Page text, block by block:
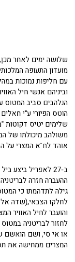
שלושה ימים לאחר
מועדון התעופה
עם חליפות נמוכות
וביניהם אנשי חיל
הנלהבים סביב
הוטס הפיורי ע"י
שלימים יטיס דקוטות
משולהב מיכולתו של
אוהד לח"א המצרי על
ההעברה חזרה
גילה לתדהמתו כי
לחלקו הצבאי,(שדה
והועבר לחיל האוויר
לחזור לבריטניה
או אי סי, ושם
המצרים ממחישה את